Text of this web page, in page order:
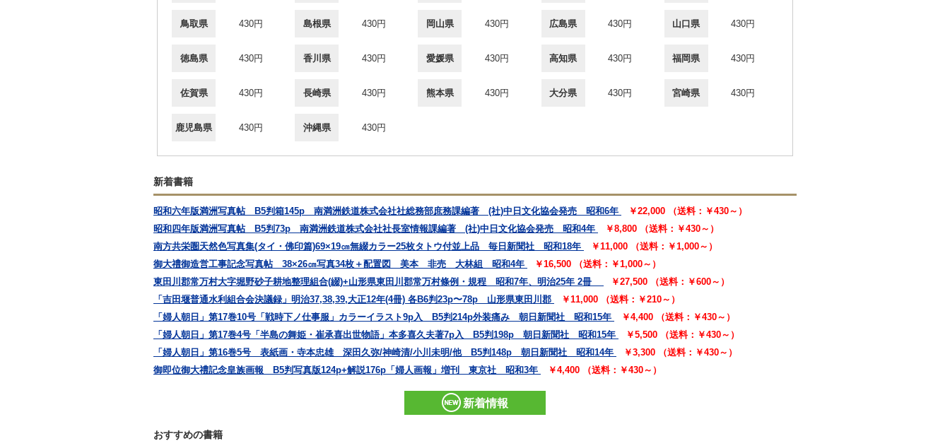
鳥取県 430円 島根県 430円 岡山県 430円 広島県 430円 山口県 430円
徳島県 430円 香川県 430円 愛媛県 430円 高知県 430円 福岡県 430円
佐賀県 430円 長崎県 430円 熊本県 430円 大分県 430円 宮崎県 430円
鹿児島県 430円 沖縄県 430円
新着書籍
昭和六年版満洲写真帖 B5判箱145p 南満洲鉄道株式会社社総務部庶務課編著 (社)中日文化協会発売 昭和6年
￥22,000 （送料：￥430～）
昭和四年版満洲写真帖 B5判73p 南満洲鉄道株式会社社長室情報課編著 (社)中日文化協会発売 昭和4年
￥8,800 （送料：￥430～）
南方共栄圏天然色写真集(タイ・佛印篇)69×19㎝無綴カラー25枚タトウ付並上品 毎日新聞社 昭和18年
￥11,000 （送料：￥1,000～）
御大禮御造営工事記念写真帖 38×26㎝写真34枚＋配置図 美本 非売 大林組 昭和4年
￥16,500 （送料：￥1,000～）
東田川郡常万村大字堀野砂子耕地整理組合(綴)+山形県東田川郡常万村條例・規程 昭和7年、明治25年 2冊
￥27,500 （送料：￥600～）
「吉田堰普通水利組合会決議録」明治37,38,39,大正12年(4冊) 各B6判23p〜78p 山形県東田川郡
￥11,000 （送料：￥210～）
「婦人朝日」第17巻10号「戦時下ノ仕事服」カラーイラスト9p入 B5判214p外装痛み 朝日新聞社 昭和15年
￥4,400 （送料：￥430～）
「婦人朝日」第17巻4号「半島の舞姫・崔承喜出世物語」本多喜久夫著7p入 B5判198p 朝日新聞社 昭和15年
￥5,500 （送料：￥430～）
「婦人朝日」第16巻5号 表紙画・寺本忠雄 深田久弥/神崎清/小川未明/他 B5判148p 朝日新聞社 昭和14年
￥3,300 （送料：￥430～）
御即位御大禮記念皇族画報 B5判写真版124p+解説176p「婦人画報」増刊 東京社 昭和3年
￥4,400 （送料：￥430～）
新着情報
おすすめの書籍